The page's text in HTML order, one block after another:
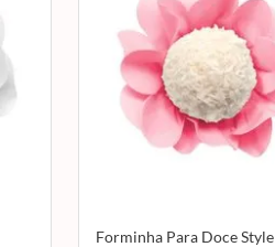
Forminha Para Doce Style